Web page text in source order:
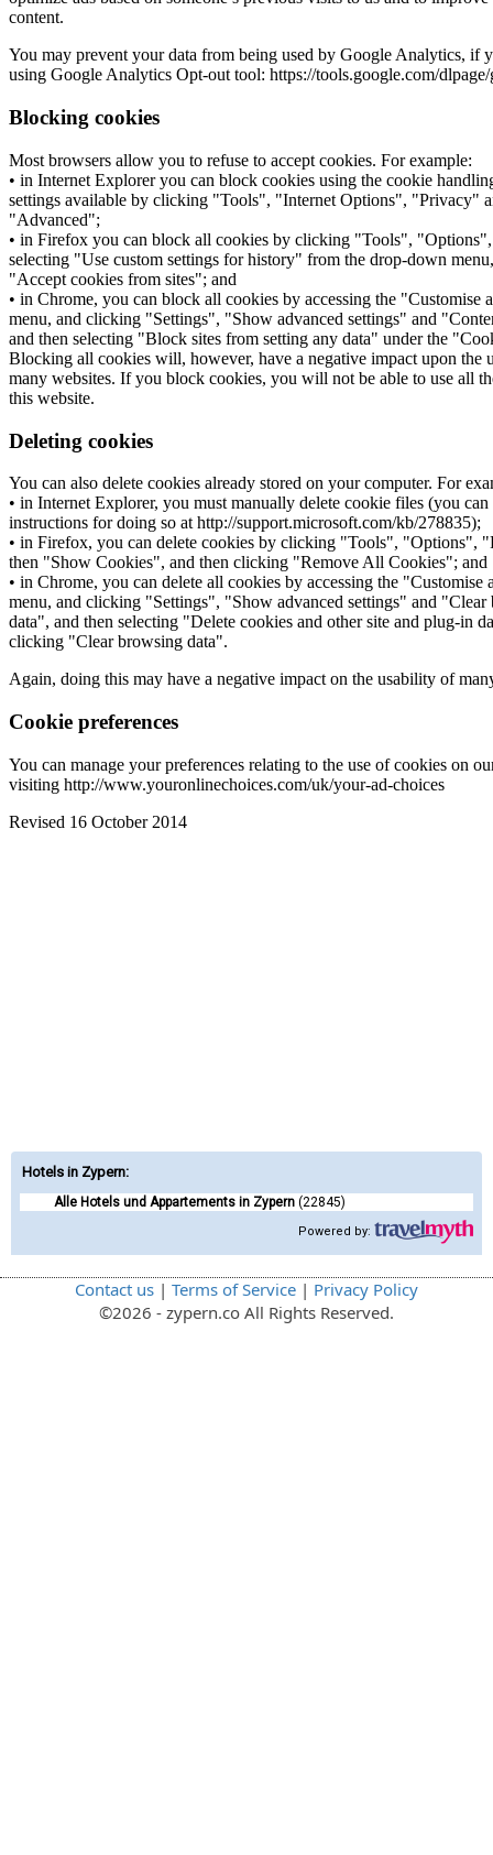
Hotels in Zypern:
Alle Hotels und Appartements in Zypern (22845)
Powered by:
Contact us | Terms of Service | Privacy Policy
©2026 - zypern.co All Rights Reserved.